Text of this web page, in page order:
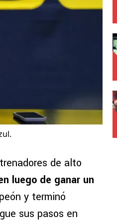
de alto
luego de ganar un
y terminó
sus pasos en